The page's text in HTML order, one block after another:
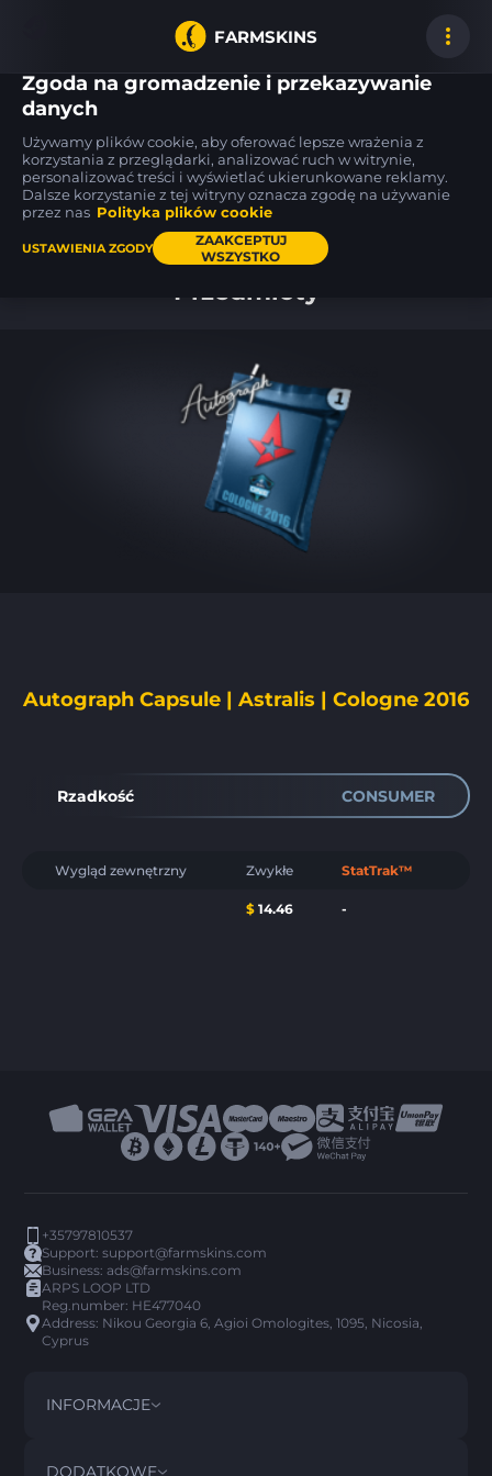
FARMSKINS
2
P2000
Imperial STFN 50
Desert Eagle
Meteorite FT
P250
Valence
Przedmioty
Autograph Capsule | Astralis | Cologne 2016
Rzadkość CONSUMER
Wygląd zewnętrzny Zwykłe StatTrak™
$ 14.46 -
+35797810537
Support:support@farmskins.com
Business:ads@farmskins.com
ARPS LOOP LTD
Reg.number: HE477040
Address: Nikou Georgia 6, Agioi Omologites, 1095, Nicosia,
Cyprus
INFORMACJE
REGULAMIN
DODATKOWE
Zgoda na gromadzenie i przekazywanie
danych
Używamy plików cookie, aby oferować lepsze wrażenia z
korzystania z przeglądarki, analizować ruch w witrynie,
personalizować treści i wyświetlać ukierunkowane reklamy.
Dalsze korzystanie z tej witryny oznacza zgodę na używanie
przez nas Polityka plików cookie
USTAWIENIA ZGODY
ZAAKCEPTUJ
WSZYSTKO